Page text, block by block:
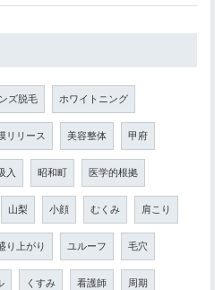
ズ脱毛 ホワイトニング
リリース 美容整体 甲府
入 昭和町 医学的根拠
山梨 小顔 むくみ 肩こり
り上がり ユルーフ 毛穴
くすみ 看護師 周期